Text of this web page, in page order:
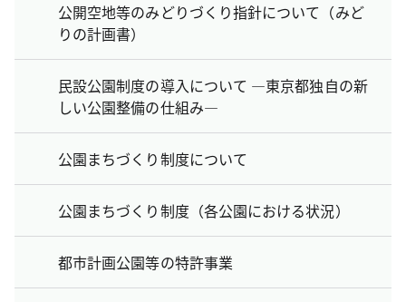
公開空地等のみどりづくり指針について（みど
りの計画書）
民設公園制度の導入について ―東京都独自の新
しい公園整備の仕組み―
公園まちづくり制度について
公園まちづくり制度（各公園における状況）
都市計画公園等の特許事業